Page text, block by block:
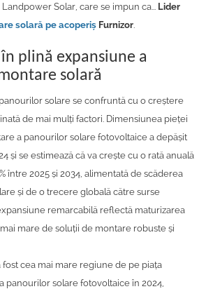
Solar, care se impun ca... Lider
solară pe acoperiș Furnizor
plină expansiune a
solară
solare se confruntă cu o creștere
de mai mulți factori. Dimensiunea pieței
a panourilor solare fotovoltaice a depășit
și se estimează că va crește cu o rată anuală
între 2025 și 2034, alimentată de scăderea
și de o trecere globală către surse
remarcabilă reflectă maturizarea
mare de soluții de montare robuste și
fost cea mai mare regiune de pe piața
panourilor solare fotovoltaice în 2024,